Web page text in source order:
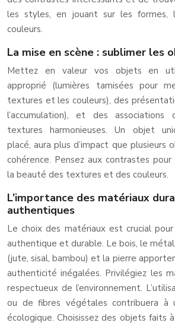
les styles, en jouant sur les
couleurs.
La mise en scène : sublimer les
Mettez en valeur vos objets en
approprié (lumières tamisées pour
textures et les couleurs), des
l’accumulation), et des
textures harmonieuses. Un objet
placé, aura plus d’impact que plusieurs
cohérence. Pensez aux contrastes
la beauté des textures et des couleurs.
L’importance des matériaux
authentiques
Le choix des matériaux est crucial
authentique et durable. Le bois, le
(jute, sisal, bambou) et la pierre
authenticité inégalées. Privilégiez les
respectueux de l’environnement.
ou de fibres végétales contribuera à
écologique. Choisissez des objets faits